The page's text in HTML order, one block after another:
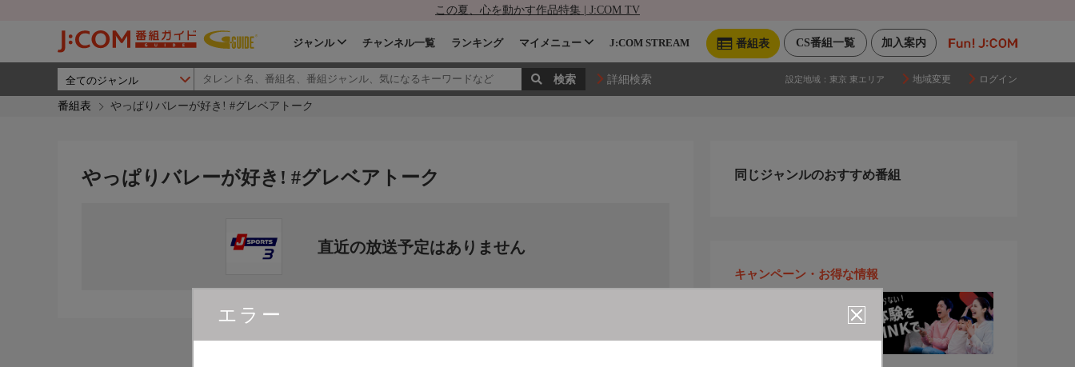
この夏、心を動かす作品特集 | J:COM TV
加入案内
CS番組一覧
番組表
ジャンル チャンネル一覧 ランキング マイメニュー J:COM STREAM
詳細検索 設定地域： 東京 東エリア 地域変更 ログイン
番組表 やっぱりバレーが好き! #グレベアトーク
エラー
やっぱりバレーが好き! #グレベアトーク
直近の放送予定はありません
同じジャンルのおすすめ番組
キャンペーン・お得な情報